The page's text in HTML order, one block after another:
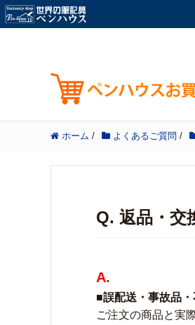
ホーム / よくあるご質問 /
Q. 返品・交
A.
■誤配送・事故品
ご注文の商品と実